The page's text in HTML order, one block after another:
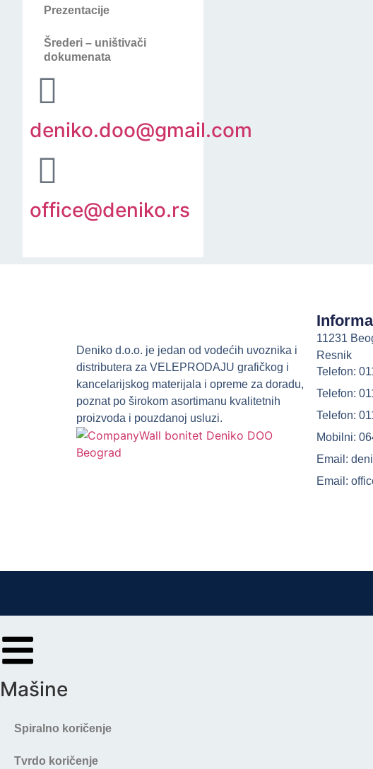
Prezentacije
Šrederi – uništivači
dokumenata
deniko.doo@gmail.com
office@deniko.rs
Deniko d.o.o. je jedan od vodećih uvoznika i
distributera za VELEPRODAJU grafičkog i
kancelarijskog materijala i opreme za doradu,
poznat po širokom asortimanu kvalitetnih
proizvoda i pouzdanoj usluzi.
11231
Resnik
Telefon:
Telefon:
Telefon:
Mobilni:
Email:
Email:
Mašine
Spiralno koričenje
Tvrdo koričenje